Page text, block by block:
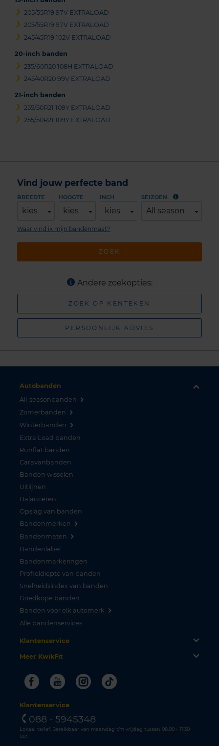
205/55R19 97V EXTRALOAD
205/55R19 97V EXTRALOAD
245/45R19 102V EXTRALOAD
20-inch banden
235/60R20 108H EXTRALOAD
245/40R20 99V EXTRALOAD
21-inch banden
255/50R21 109Y EXTRALOAD
255/50R21 109Y EXTRALOAD
Vind jouw perfecte band
BREEDTE
kies
HOOGTE
kies
INCH
kies
SEIZOEN
All season
ZOEK
Waar vind ik mijn bandenmaat?
Andere zoekopties:
ZOEK OP KENTEKEN
PERSOONLIJK ADVIES
Autobanden
All-seasonbanden
Zomerbanden
Winterbanden
Extra Load banden
Runflat banden
Caravanbanden
Banden wisselen
Uitlijnen
Balanceren
Opslag van banden
Bandenmerken
Bandenmaten
Bandenlabel
Bandenmarkeringen
Profieldiepte van banden
Snelheidsindex van banden
Goedkope banden
Banden voor elk automerk
Alle bandenservices
Klantenservice
Meer KwikFit
FacebookYoutubeInstagram
Tiktok
Klantenservice
088 - 5945348
Lokaal tarief. Bereikbaar van maandag t/m vrijdag tussen 08.00 - 17.30
uur.